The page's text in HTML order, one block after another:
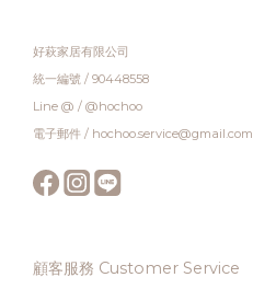
好萩家居有限公司
統一編號 / 90448558
Line @ / @hochoo
電子郵件 / hochoo.service@gmail.com
顧客服務 Customer Service